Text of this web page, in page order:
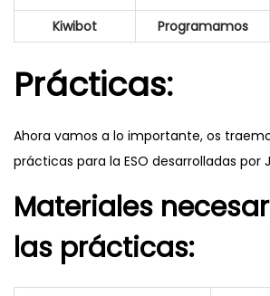
Kiwibot Programamos
Prácticas:
Ahora vamos a lo importante, os
prácticas para la ESO desarrolladas por
Materiales
las prácticas: